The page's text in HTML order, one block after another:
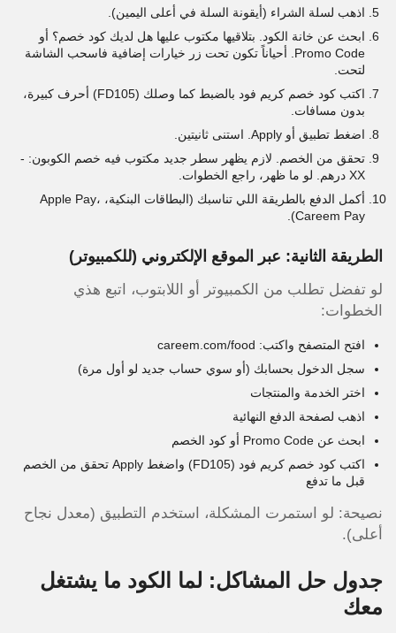
اذهب لسلة الشراء (أيقونة السلة في أعلى اليمين).
ابحث عن خانة الكود. بتلاقيها مكتوب عليها هل لديك كود خصم؟ أو
Promo Code. أحياناً تكون تحت زر خيارات إضافية فاسحب الشاشة
لتحت.
اكتب كود خصم كريم فود بالضبط كما وصلك (FD105) أحرف كبيرة،
بدون مسافات.
اضغط تطبيق أو Apply. استنى ثانيتين.
تحقق من الخصم. لازم يظهر سطر جديد مكتوب فيه خصم الكوبون: -
XX درهم. لو ما ظهر، راجع الخطوات.
أكمل الدفع بالطريقة اللي تناسبك (البطاقات البنكية، Apple Pay،
Careem Pay).
الطريقة الثانية: عبر الموقع الإلكتروني (للكمبيوتر)
لو تفضل تطلب من الكمبيوتر أو اللابتوب، اتبع هذي
الخطوات:
افتح المتصفح واكتب: careem.com/food
سجل الدخول بحسابك (أو سوي حساب جديد لو أول مرة)
اختر الخدمة والمنتجات
اذهب لصفحة الدفع النهائية
ابحث عن Promo Code أو كود الخصم
اكتب كود خصم كريم فود (FD105) واضغط Apply تحقق من الخصم
قبل ما تدفع
نصيحة: لو استمرت المشكلة، استخدم التطبيق (معدل نجاح
أعلى).
جدول حل المشاكل: لما الكود ما يشتغل
معك